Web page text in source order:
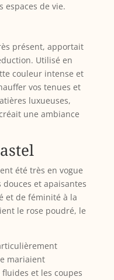
espaces de vie.
présent, apportait
Utilisé en
couleur intense et
vos tenues et
luxueuses,
une ambiance
été très en vogue
douces et apaisantes
et de féminité à la
le rose poudré, le
mariaient
et les coupes